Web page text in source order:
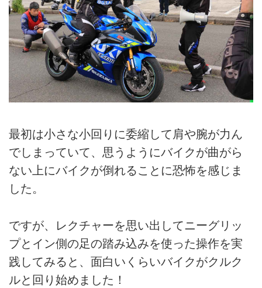
最初は小さな小回りに委縮して肩や腕が力ん
でしまっていて、思うようにバイクが曲がら
ない上にバイクが倒れることに恐怖を感じま
した。
ですが、レクチャーを思い出してニーグリッ
プとイン側の足の踏み込みを使った操作を実
践してみると、面白いくらいバイクがクルク
ルと回り始めました！